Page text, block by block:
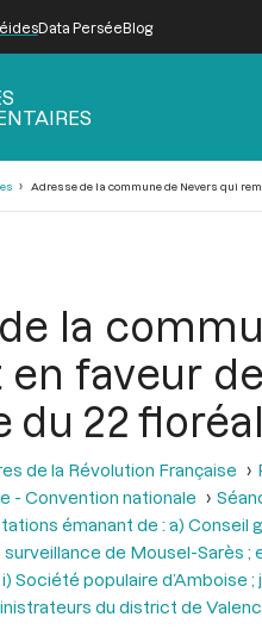
Data PerséeBlog
Adresse de la commune de Nevers qui
la
faveur
du 22 floréal
de la Révolution Française
- Convention nationale
émanant de : a) Conseil
de Mousel-Sarès
Société populaire d’Amboise
du district de